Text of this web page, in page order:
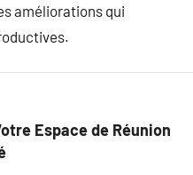
améliorations qui
Espace de Réunion